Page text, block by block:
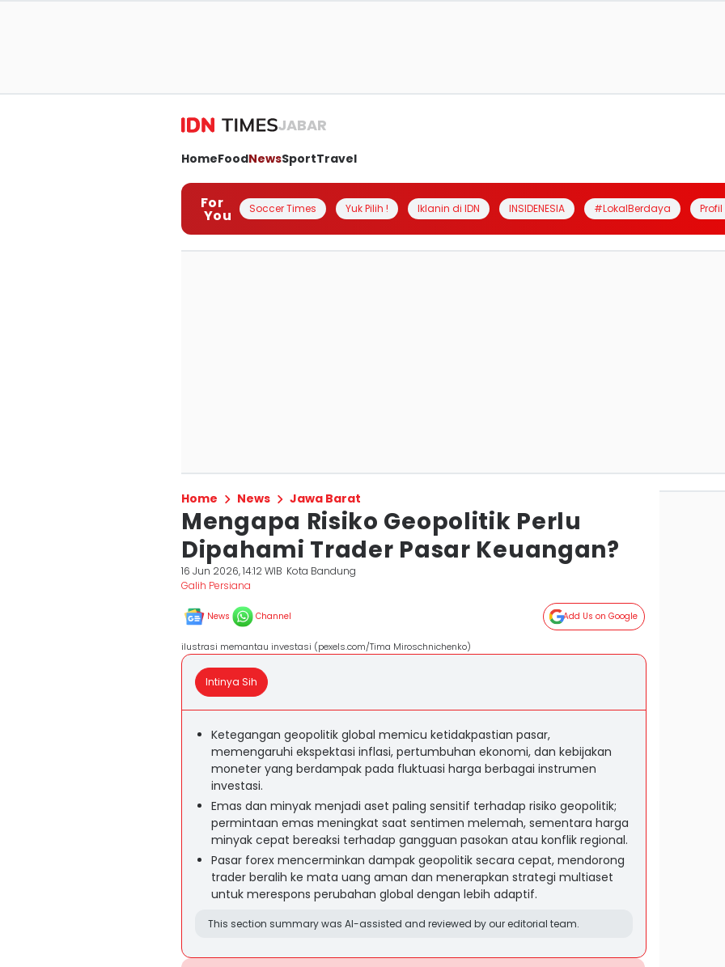
JABAR
HomeFoodNewsSportTravel
For
You Soccer Times Yuk Pilih ! Iklanin di IDN INSIDENESIA #LokalBerdaya
Home News Jawa Barat
Mengapa Risiko Geopolitik Perlu
Dipahami Trader Pasar Keuangan?
16 Jun 2026, 14:12 WIB Kota Bandung
Galih Persiana
News Channel Add Us on Google
ilustrasi memantau investasi (pexels.com/Tima Miroschnichenko)
Intinya Sih
Ketegangan geopolitik global memicu ketidakpastian pasar,
memengaruhi ekspektasi inflasi, pertumbuhan ekonomi, dan kebijakan
moneter yang berdampak pada fluktuasi harga berbagai instrumen
investasi.
Emas dan minyak menjadi aset paling sensitif terhadap risiko geopolitik;
permintaan emas meningkat saat sentimen melemah, sementara harga
minyak cepat bereaksi terhadap gangguan pasokan atau konflik regional.
Pasar forex mencerminkan dampak geopolitik secara cepat, mendorong
trader beralih ke mata uang aman dan menerapkan strategi multiaset
untuk merespons perubahan global dengan lebih adaptif.
This section summary was AI-assisted and reviewed by our editorial team.